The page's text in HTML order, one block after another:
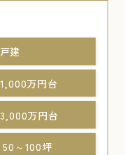
建
万円台
万円台
50～100坪